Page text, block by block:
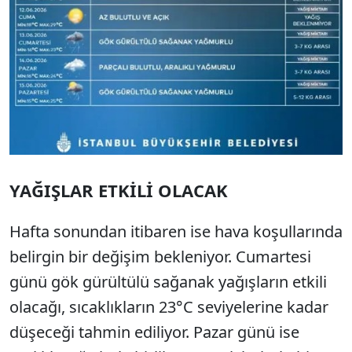
YAĞIŞLAR ETKİLİ OLACAK
Hafta sonundan itibaren ise hava koşullarında
belirgin bir değişim bekleniyor. Cumartesi
günü gök gürültülü sağanak yağışların etkili
olacağı, sıcaklıkların 23°C seviyelerine kadar
düşeceği tahmin ediliyor. Pazar günü ise